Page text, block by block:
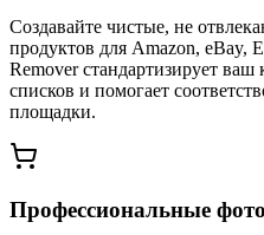
Создавайте чистые, не
продуктов для Amazon, eBay,
Remover стандартизирует ваш
списков и помогает
площадки.
Профессиональные